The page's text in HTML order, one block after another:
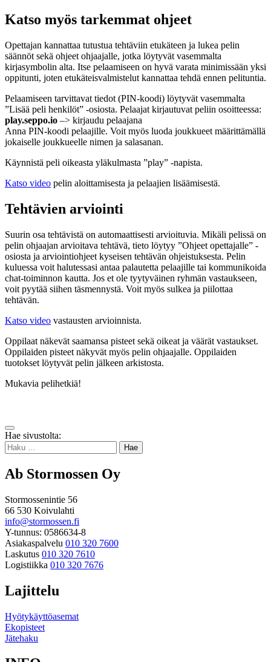
Katso myös tarkemmat ohjeet
Opettajan kannattaa tutustua tehtäviin etukäteen ja lukea pelin
säännöt sekä ohjeet ohjaajalle, jotka löytyvät vasemmalta
kirjasymbolin alta. Itse pelaamiseen on hyvä varata minimissään yksi
oppitunti, joten etukäteisvalmistelut kannattaa tehdä ennen pelituntia.
Pelaamiseen tarvittavat tiedot (PIN-koodi) löytyvät vasemmalta
”Lisää peli henkilöt” -osiosta. Pelaajat kirjautuvat peliin osoitteessa:
play.seppo.io –> kirjaudu pelaajana
Anna PIN-koodi pelaajille. Voit myös luoda joukkueet määrittämällä
jokaiselle joukkueelle nimen ja salasanan.
Käynnistä peli oikeasta yläkulmasta ”play” -napista.
Katso video pelin aloittamisesta ja pelaajien lisäämisestä.
Tehtävien arviointi
Suurin osa tehtävistä on automaattisesti arvioituvia. Mikäli pelissä on
pelin ohjaajan arvioitava tehtävä, tieto löytyy ”Ohjeet opettajalle” -
osiosta ja arviointiohjeet kyseisen tehtävän ohjeistuksesta. Pelin
kuluessa voit halutessasi antaa palautetta pelaajille tai kommunikoida
chat-toiminnon kautta. Jos et ole tyytyväinen ryhmän vastaukseen,
voit pyytää siihen täsmennystä. Voit myös sulkea ja piilottaa
tehtävän.
Katso video vastausten arvioinnista.
Oppilaat näkevät saamansa pisteet sekä oikeat ja väärät vastaukset.
Oppilaiden pisteet näkyvät myös pelin ohjaajalle. Oppilaiden
tuotokset löytyvät pelin jälkeen arkistosta.
Mukavia pelihetkiä!
Takaisin
ylös
Hae sivustolta:
Haku:
Ab Stormossen Oy
Stormossenintie 56
66 530 Koivulahti
info@stormossen.fi
Y-tunnus: 0586634-8
Asiakaspalvelu 010 320 7600
Laskutus 010 320 7610
Logistiikka 010 320 7676
Lajittelu
Hyötykäyttöasemat
Ekopisteet
Jätehaku